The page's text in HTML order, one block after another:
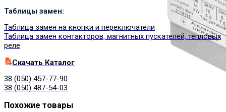
Таблицы замен:
Таблица замен на кнопки и переключатели
Таблица замен контакторов, магнитных пускателей, тепловых
реле
Cкачать Каталог
38 (050) 457-77-90
38 (050) 487-54-03
Похожие товары